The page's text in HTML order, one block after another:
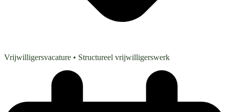
Vrijwilligersvacature • Structureel vrijwilligerswerk